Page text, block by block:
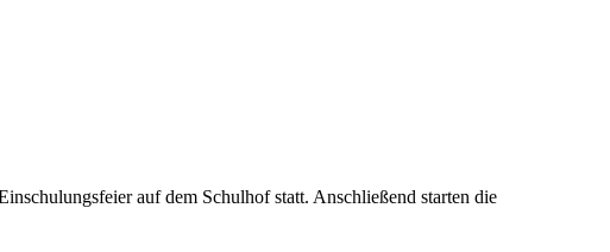
auf dem Schulhof statt. Anschließend starten die